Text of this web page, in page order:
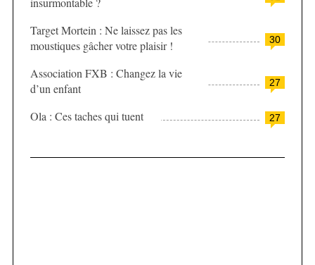
30
Target Mortein : Ne laissez pas les
moustiques gâcher votre plaisir !
27
Association FXB : Changez la vie
d’un enfant
27
Ola : Ces taches qui tuent